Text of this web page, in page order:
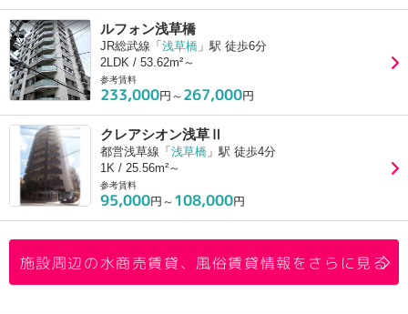
ルフォン浅草橋
JR総武線「 浅草橋 」駅 徒歩6分
2LDK / 53.62m²～
参考賃料
233,000円～ 267,000円
クレアシオン浅草Ⅱ
都営浅草線「 浅草橋 」駅 徒歩4分
1K / 25.56m²～
参考賃料
95,000円～ 108,000円
施設周辺の水商売賃貸、風俗賃貸情報をさらに見る